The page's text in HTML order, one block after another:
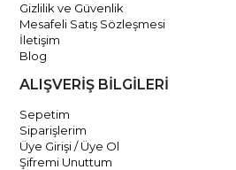
Gizlilik ve Güvenlik
Mesafeli Satış Sözleşmesi
İletişim
Blog
ALIŞVERİŞ BİLGİLERİ
Sepetim
Siparişlerim
Üye Girişi / Üye Ol
Şifremi Unuttum